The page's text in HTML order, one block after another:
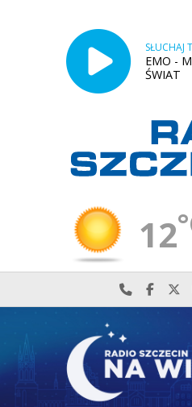
SŁUCHAJ
EMO -
ŚWIAT
12
Najlepiej